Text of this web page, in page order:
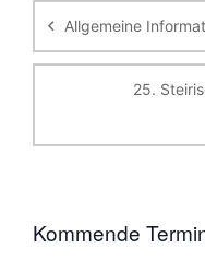
Allgemeine
25.
Kommende